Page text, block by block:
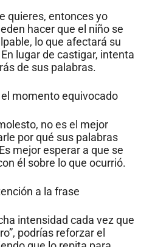
quieres, entonces yo
hacer que el niño se
lo que afectará su
lugar de castigar, intenta
de sus palabras.
momento equivocado
no es el mejor
por qué sus palabras
mejor esperar a que se
él sobre lo que ocurrió.
a la frase
intensidad cada vez que
podrías reforzar el